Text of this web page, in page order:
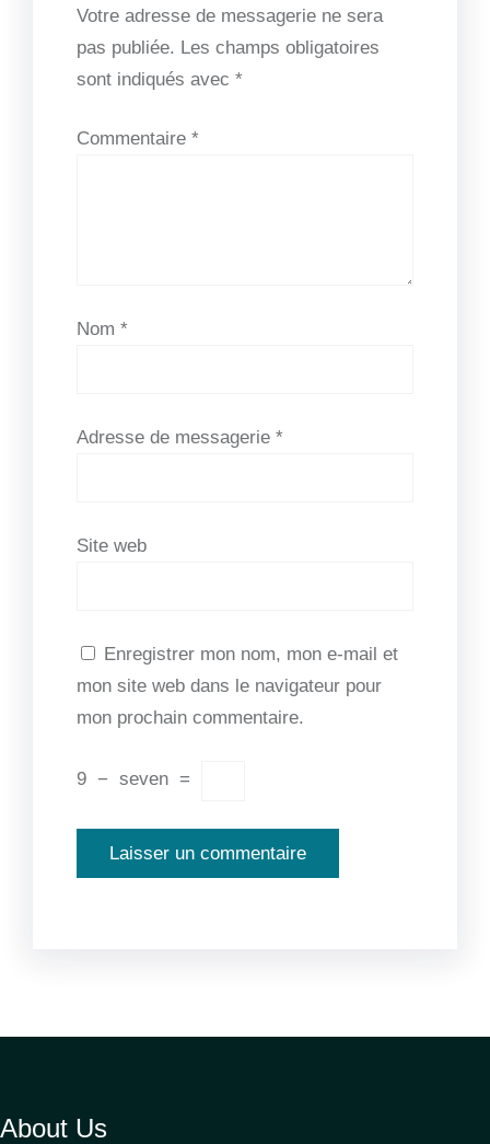
Votre adresse de messagerie ne sera
pas publiée. Les champs obligatoires
sont indiqués avec *
Commentaire *
Nom *
Adresse de messagerie *
Site web
Enregistrer mon nom, mon e-mail et
mon site web dans le navigateur pour
mon prochain commentaire.
9 − seven =
About Us